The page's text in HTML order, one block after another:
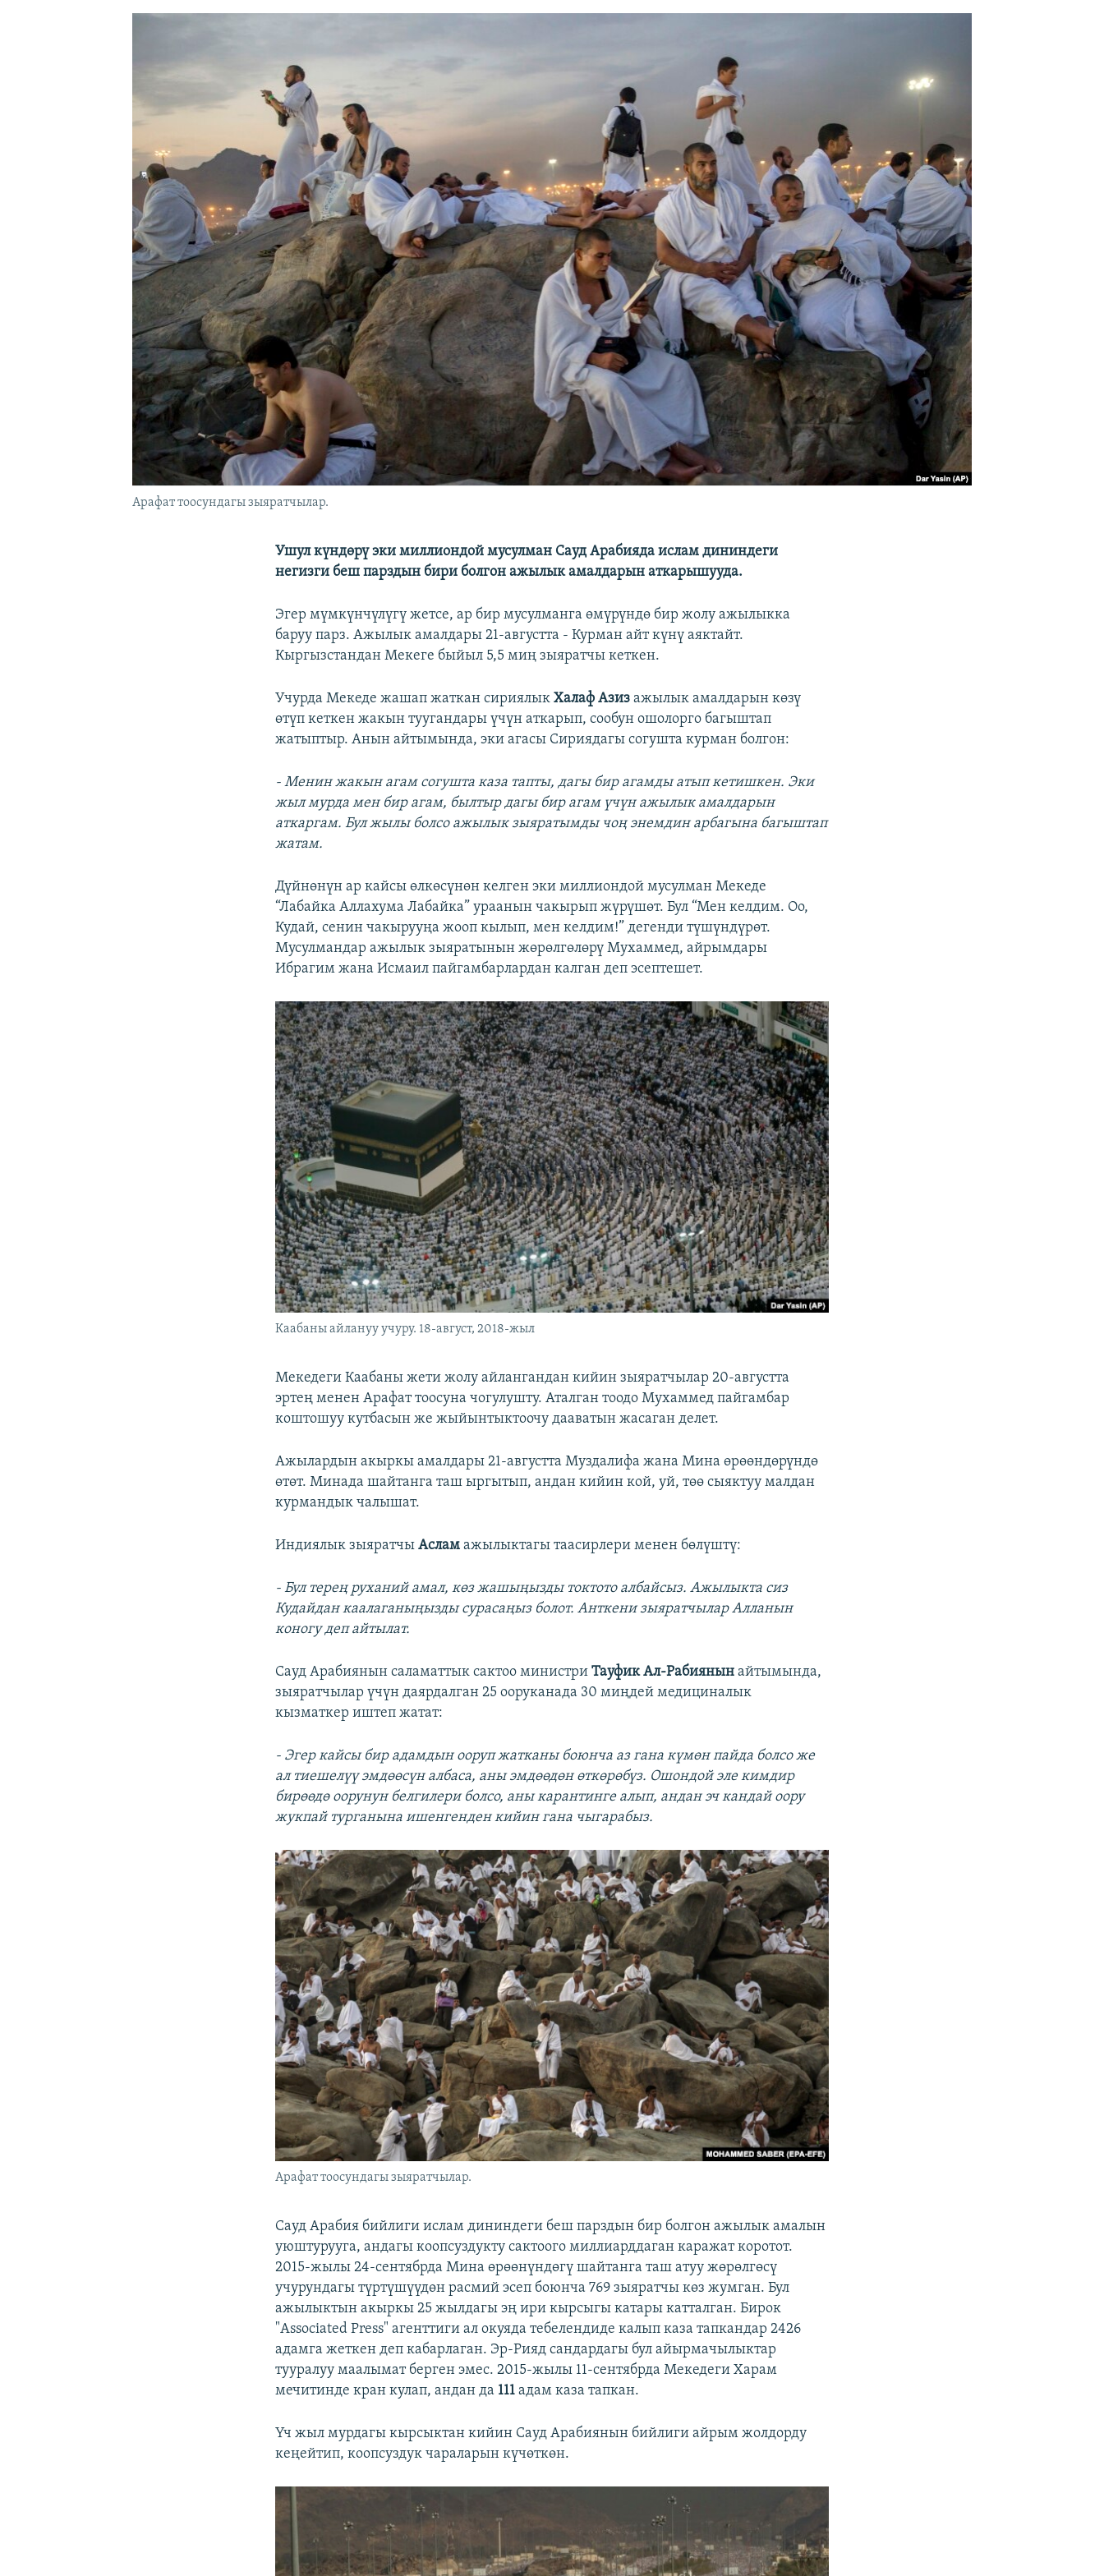
Арафат тоосундагы зыяратчылар.
Ушул күндөрү эки миллиондой мусулман Сауд Арабияда ислам дининдеги
негизги беш парздын бири болгон ажылык амалдарын аткарышууда.
Эгер мүмкүнчүлүгү жетсе, ар бир мусулманга өмүрүндө бир жолу ажылыкка
баруу парз. Ажылык амалдары 21-августта - Курман айт күнү аяктайт.
Кыргызстандан Мекеге быйыл 5,5 миң зыяратчы кеткен.
Учурда Мекеде жашап жаткан сириялыкХалаф Азизажылык амалдарын көзү
өтүп кеткен жакын туугандары үчүн аткарып, сообун ошолорго багыштап
жатыптыр. Анын айтымында, эки агасы Сириядагы согушта курман болгон:
- Менин жакын агам согушта каза тапты, дагы бир агамды атып кетишкен. Эки
жыл мурда мен бир агам, былтыр дагы бир агам үчүн ажылык амалдарын
аткаргам. Бул жылы болсо ажылык зыяратымды чоң энемдин арбагына багыштап
жатам.
Дүйнөнүн ар кайсы өлкөсүнөн келген эки миллиондой мусулман Мекеде
“Лабайка Аллахума Лабайка” ураанын чакырып жүрүшөт. Бул “Мен келдим. Оо,
Кудай, сенин чакырууңа жооп кылып, мен келдим!” дегенди түшүндүрөт.
Мусулмандар ажылык зыяратынын жөрөлгөлөрү Мухаммед, айрымдары
Ибрагим жана Исмаил пайгамбарлардан калган деп эсептешет.
Каабаны айлануу учуру. 18-август, 2018-жыл
Мекедеги Каабаны жети жолу айлангандан кийин зыяратчылар 20-августта
эртең менен Арафат тоосуна чогулушту. Аталган тоодо Мухаммед пайгамбар
коштошуу кутбасын же жыйынтыктоочу дааватын жасаган делет.
Ажылардын акыркы амалдары 21-августта Муздалифа жана Мина өрөөндөрүндө
өтөт. Минада шайтанга таш ыргытып, андан кийин кой, уй, төө сыяктуу малдан
курмандык чалышат.
Индиялык зыяратчыАсламажылыктагы таасирлери менен бөлүштү:
- Бул терең руханий амал, көз жашыңызды токтото албайсыз. Ажылыкта сиз
Кудайдан каалаганыңызды сурасаңыз болот. Анткени зыяратчылар Алланын
коногу деп айтылат.
Сауд Арабиянын саламаттык сактоо министриТауфик Ал-Рабиянын айтымында,
зыяратчылар үчүн даярдалган 25 ооруканада 30 миңдей медициналык
кызматкер иштеп жатат:
- Эгер кайсы бир адамдын ооруп жатканы боюнча аз гана күмөн пайда болсо же
ал тиешелүү эмдөөсүн албаса, аны эмдөөдөн өткөрөбүз. Ошондой эле кимдир
бирөөдө оорунун белгилери болсо, аны карантинге алып, андан эч кандай оору
жукпай турганына ишенгенден кийин гана чыгарабыз.
Арафат тоосундагы зыяратчылар.
Сауд Арабия бийлиги ислам дининдеги беш парздын бир болгон ажылык амалын
уюштурууга, андагы коопсуздукту сактоого миллиарддаган каражат коротот.
2015-жылы 24-сентябрда Мина өрөөнүндөгү шайтанга таш атуу жөрөлгөсү
учурундагы түртүшүүдөн расмий эсеп боюнча 769 зыяратчы көз жумган. Бул
ажылыктын акыркы 25 жылдагы эң ири кырсыгы катары катталган. Бирок
"Associated Press" агенттиги ал окуяда тебелендиде калып каза тапкандар 2426
адамга жеткен деп кабарлаган. Эр-Рияд сандардагы бул айырмачылыктар
тууралуу маалымат берген эмес. 2015-жылы 11-сентябрда Мекедеги Харам
мечитинде кран кулап, андан да 111 адам каза тапкан.
Үч жыл мурдагы кырсыктан кийин Сауд Арабиянын бийлиги айрым жолдорду
кеңейтип, коопсуздук чараларын күчөткөн.